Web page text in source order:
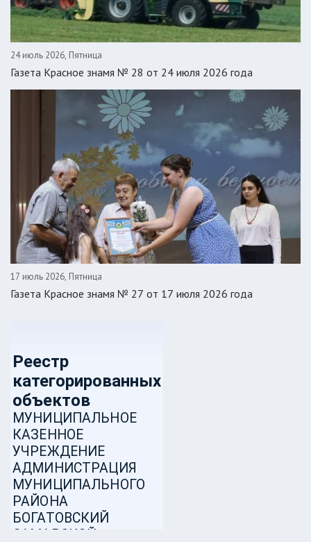
24 июль 2026, Пятница
Газета Красное знамя № 28 от 24 июля 2026 года
17 июль 2026, Пятница
Газета Красное знамя № 27 от 17 июля 2026 года